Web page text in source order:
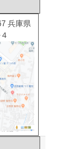
兵庫県